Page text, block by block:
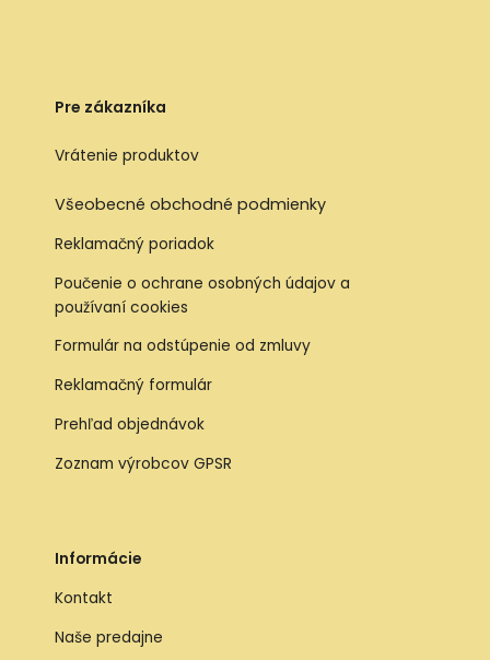
Pre zákazníka
Vrátenie produktov
Všeobecné obchodné podmienky
Reklamačný poriadok
Poučenie o ochrane osobných údajov a
používaní cookies
Formulár na odstúpenie od zmluvy
Reklamačný formulár
Prehľad objednávok
Zoznam výrobcov GPSR
Informácie
Kontakt
Naše predajne